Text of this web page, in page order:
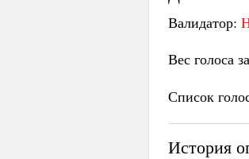
Валидатор:
Вес голоса
Список
История